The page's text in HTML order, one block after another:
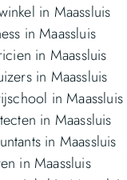
in Maassluis
in Maassluis
in Maassluis
in Maassluis
in Maassluis
in Maassluis
in Maassluis
in Maassluis